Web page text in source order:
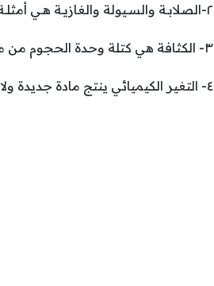
٢-الصلابـة والسـيولة والغازيـة هـي أمثلـة علـى حالات المادة .
٣- الكثافة هي كتلة وحدة الحجوم من مادة ما.
٤- التغير الكيميائي ينتج مادة جديدة ولا يمكن الرجوع عنه بطرق فيزيائية.